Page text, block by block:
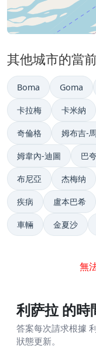
其他城市的當
Boma Goma
卡拉梅 卡米納
奇倫格 姆布吉-
姆韋內-迪圖 巴夸
布尼亞 杰梅纳
疾病 盧本巴希
車輛 金夏沙
無
利萨拉 的
答案每次請求根據
狀態更新。